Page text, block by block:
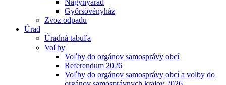
Nagynyárád
Győrsövényház
Zvoz odpadu
Úrad
Úradná tabuľa
Voľby
Voľby do orgánov samosprávy obcí
Referendum 2026
Voľby do orgánov samosprávy obcí a volby do